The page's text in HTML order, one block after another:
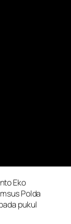
Eko
Polda
pukul